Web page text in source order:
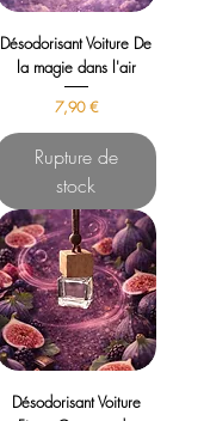
Désodorisant Voiture De
la magie dans l'air
Prix
7,90 €
Rupture de
stock
Désodorisant Voiture